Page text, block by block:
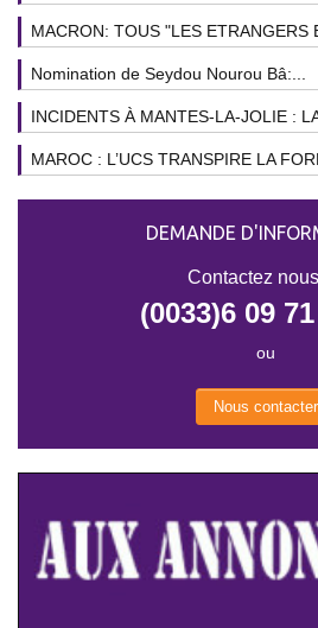
MACRON: TOUS "LES ETRANGERS
Nomination de Seydou Nourou Bâ:...
INCIDENTS À MANTES-LA-JOLIE :
MAROC : L’UCS TRANSPIRE LA
DEMANDE
Contactez
(0033)6 09
ou
Nous contacter